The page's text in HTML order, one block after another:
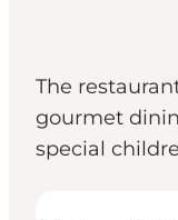
The
gourmet
special